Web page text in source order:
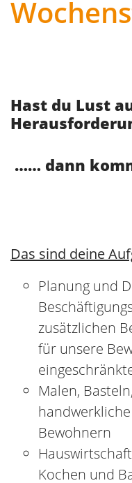
für unsere
Bewohnern
Kochen und
Lebensqualität
Mitwirkung
Leistungen
Das solltest du
alternativ